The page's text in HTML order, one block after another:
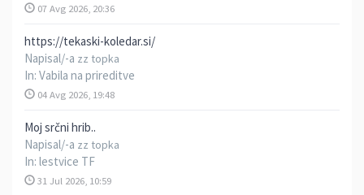
07 Avg 2026, 20:36
https://tekaski-koledar.si/
Napisal/-a zz topka
In: Vabila na prireditve
04 Avg 2026, 19:48
Moj srčni hrib..
Napisal/-a zz topka
In: lestvice TF
31 Jul 2026, 10:59